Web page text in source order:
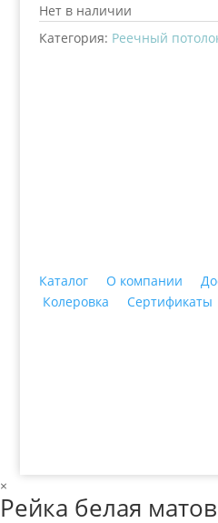
Нет в наличии
Категория: Реечный
Каталог О компании
Колеровка
Сертификаты
×
Рейка белая